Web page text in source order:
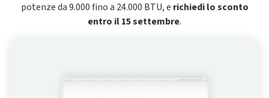
potenze da 9.000 fino a 24.000 BTU, e richiedi lo sconto
entro il 15 settembre.